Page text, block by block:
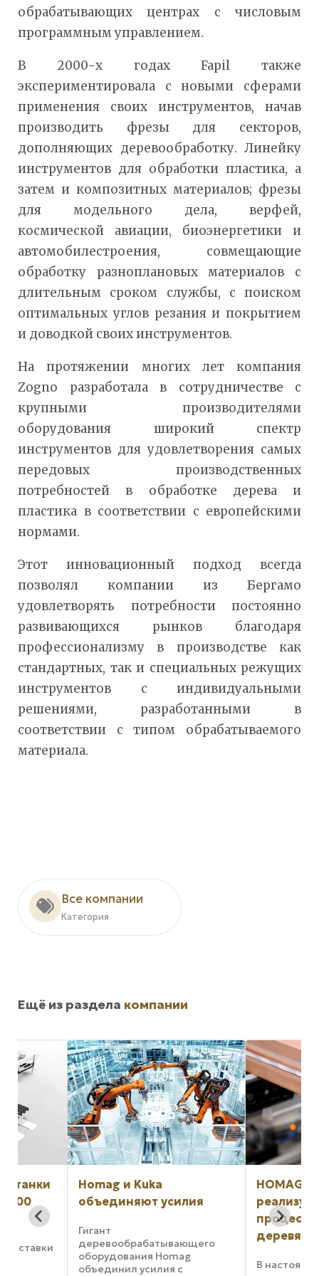
обрабатывающих центрах с числовым
программным управлением.
В 2000-х годах Fapil также
экспериментировала с новыми сферами
применения своих инструментов, начав
производить фрезы для секторов,
дополняющих деревообработку. Линейку
инструментов для обработки пластика, а
затем и композитных материалов; фрезы
для модельного дела, верфей,
космической авиации, биоэнергетики и
автомобилестроения, совмещающие
обработку разноплановых материалов с
длительным сроком службы, с поиском
оптимальных углов резания и покрытием
и доводкой своих инструментов.
На протяжении многих лет компания
Zogno разработала в сотрудничестве с
крупными производителями
оборудования широкий спектр
инструментов для удовлетворения самых
передовых производственных
потребностей в обработке дерева и
пластика в соответствии с европейскими
нормами.
Этот инновационный подход всегда
позволял компании из Бергамо
удовлетворять потребности постоянно
развивающихся рынков благодаря
профессионализму в производстве как
стандартных, так и специальных режущих
инструментов с индивидуальными
решениями, разработанными в
соответствии с типом обрабатываемого
материала.
Все компании
Категория
Ещё из раздела компании
Homag и Kuka
объединяют усилия
Гигант
деревообрабатывающего
оборудования Homag
объединил усилия с
HOMAG и Tesa
реализуют
процесс
деревянных
В настоящее время